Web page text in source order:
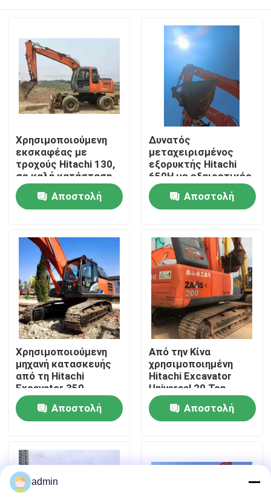
Σπίτι
Προϊόντα
Σχετικά με εμάς
Επισκεψή εργοστασίου
Έλεγχος ποιότητας
Επικοινωνήστε μαζί μας
Ζητήστε μια προσφορά
Μηχανήματα Οδοποιίας
Χρησιμοποιημένες κατασκευαστικές μηχανές
Χρησιμοποιούμενη
εκσκαφέας με
τροχούς Hitachi 130,
σε καλή κατάσταση
και σε μειωμένη τιμή
Αποστολή
Δυνατός
μεταχειρισμένος
εξορυκτής Hitachi
650H με εξαιρετικές
επιδόσεις
Αποστολή
Χρησιμοποιούμενη
μηχανή κατασκευής
από τη Hitachi
Excavator 350,
μεταχειρισμένη
Αποστολή
Από την Κίνα
χρησιμοποιημένη
Hitachi Excavator
Universal 20 Ton
Crawler Excavator
Αποστολή
admin